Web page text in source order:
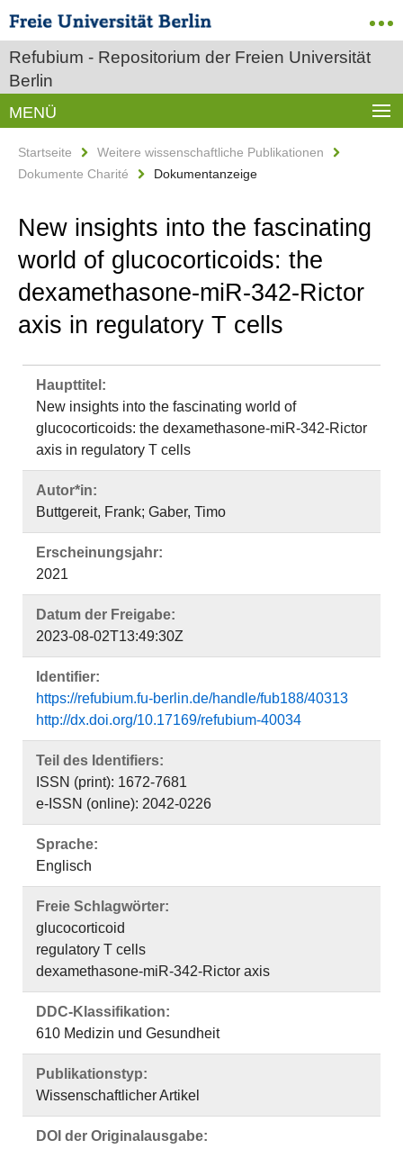
Refubium - Repositorium der Freien Universität
Berlin
MENÜ
Startseite
Weitere wissenschaftliche Publikationen
Dokumente Charité
Dokumentanzeige
New insights into the fascinating
world of glucocorticoids: the
dexamethasone-miR-342-Rictor
axis in regulatory T cells
Haupttitel:
New insights into the fascinating world of
glucocorticoids: the dexamethasone-miR-342-Rictor
axis in regulatory T cells
Autor*in:
Buttgereit, Frank; Gaber, Timo
Erscheinungsjahr:
2021
Datum der Freigabe:
2023-08-02T13:49:30Z
Identifier:
https://refubium.fu-berlin.de/handle/fub188/40313
http://dx.doi.org/10.17169/refubium-40034
Teil des Identifiers:
ISSN (print): 1672-7681
e-ISSN (online): 2042-0226
Sprache:
Englisch
Freie Schlagwörter:
glucocorticoid
regulatory T cells
dexamethasone-miR-342-Rictor axis
DDC-Klassifikation:
610 Medizin und Gesundheit
Publikationstyp:
Wissenschaftlicher Artikel
DOI der Originalausgabe: